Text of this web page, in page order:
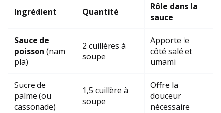
Ingrédient Quantité
Rôle dans la
sauce
Sauce de
poisson (nam
pla)
2 cuillères à
soupe
Apporte le
côté salé et
umami
Sucre de
palme (ou
cassonade)
1,5 cuillère à
soupe
Offre la
douceur
nécessaire